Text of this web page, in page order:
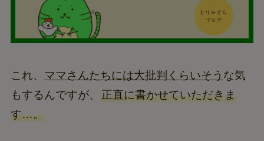
これ、 ママさんたちには大批判くらいそう な気
もするんですが、 正直に書かせていただきま
す…。